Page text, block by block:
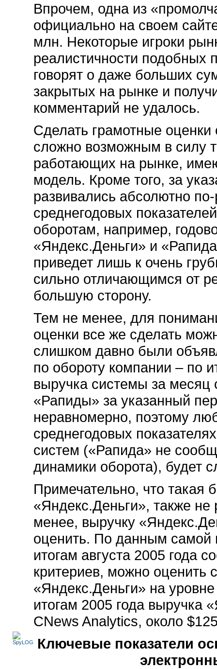
Впрочем, одна из
официально на своем
млн. Некоторые игроки
реалистичности подобных
говорят о даже больших
закрытых на рынке и
комментарий не удалось.
Сделать грамотные оценки
сложно возможным в силу
работающих на рынке,
модель. Кроме того, за
развивались абсолютно
среднегодовых
оборотам, например,
«Яндекс.Деньги» и
приведет лишь к очень
сильно отличающимся от
большую сторону.
Тем не менее, для
оценки все же сделать
слишком давно были
по обороту компании – по
выручка системы за месяц
«Рапиды» за указанный
неравномерно, поэтому
среднегодовых
систем («Рапида» не
динамики оборота), будет
Примечательно, что такая
«Яндекс.Деньги», также не
менее, выручку
оценить. По данным самой
итогам августа 2005 года
критериев, можно оценить
«Яндекс.Деньги» на
итогам 2005 года выручка
CNews Analytics, около
Ключевые показатели